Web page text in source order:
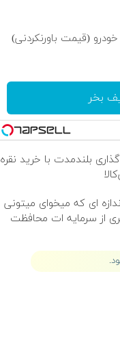
(قیمت باورنکردنی)
بخر
بلندمدت با خرید نقره
ای که میخوای میتونی
از سرمایه ات محافظت